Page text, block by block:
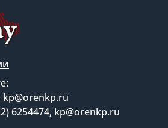
kp@orenkp.ru
6254474, kp@orenkp.ru